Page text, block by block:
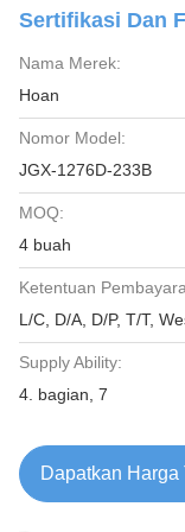
Sertifikasi Dan
Nama Merek:
Hoan
Nomor Model:
JGX-1276D-233B
MOQ:
4 buah
Ketentuan
L/C, D/A, D/P, T/T,
Supply Ability:
4. bagian, 7
Dapatkan Harga